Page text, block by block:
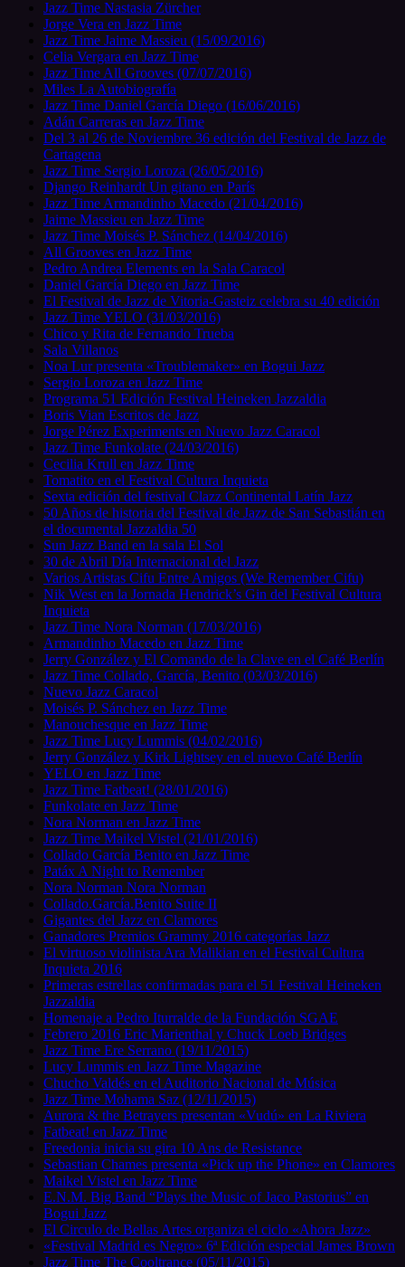
Jazz Time Nastasia Zürcher
Jorge Vera en Jazz Time
Jazz Time Jaime Massieu (15/09/2016)
Celia Vergara en Jazz Time
Jazz Time All Grooves (07/07/2016)
Miles La Autobiografía
Jazz Time Daniel García Diego (16/06/2016)
Adán Carreras en Jazz Time
Del 3 al 26 de Noviembre 36 edición del Festival de Jazz de
Cartagena
Jazz Time Sergio Loroza (26/05/2016)
Django Reinhardt Un gitano en París
Jazz Time Armandinho Macedo (21/04/2016)
Jaime Massieu en Jazz Time
Jazz Time Moisés P. Sánchez (14/04/2016)
All Grooves en Jazz Time
Pedro Andrea Elements en la Sala Caracol
Daniel García Diego en Jazz Time
El Festival de Jazz de Vitoria-Gasteiz celebra su 40 edición
Jazz Time YELO (31/03/2016)
Chico y Rita de Fernando Trueba
Sala Villanos
Noa Lur presenta «Troublemaker» en Bogui Jazz
Sergio Loroza en Jazz Time
Programa 51 Edición Festival Heineken Jazzaldia
Boris Vian Escritos de Jazz
Jorge Pérez Experiments en Nuevo Jazz Caracol
Jazz Time Funkolate (24/03/2016)
Cecilia Krull en Jazz Time
Tomatito en el Festival Cultura Inquieta
Sexta edición del festival Clazz Continental Latín Jazz
50 Años de historia del Festival de Jazz de San Sebastián en
el documental Jazzaldia 50
Sun Jazz Band en la sala El Sol
30 de Abril Día Internacional del Jazz
Varios Artistas Cifu Entre Amigos (We Remember Cifu)
Nik West en la Jornada Hendrick’s Gin del Festival Cultura
Inquieta
Jazz Time Nora Norman (17/03/2016)
Armandinho Macedo en Jazz Time
Jerry González y El Comando de la Clave en el Café Berlín
Jazz Time Collado, García, Benito (03/03/2016)
Nuevo Jazz Caracol
Moisés P. Sánchez en Jazz Time
Manouchesque en Jazz Time
Jazz Time Lucy Lummis (04/02/2016)
Jerry González y Kirk Lightsey en el nuevo Café Berlín
YELO en Jazz Time
Jazz Time Fatbeat! (28/01/2016)
Funkolate en Jazz Time
Nora Norman en Jazz Time
Jazz Time Maikel Vistel (21/01/2016)
Collado García Benito en Jazz Time
Patáx A Night to Remember
Nora Norman Nora Norman
Collado.García.Benito Suite II
Gigantes del Jazz en Clamores
Ganadores Premios Grammy 2016 categorías Jazz
El virtuoso violinista Ara Malikian en el Festival Cultura
Inquieta 2016
Primeras estrellas confirmadas para el 51 Festival Heineken
Jazzaldia
Homenaje a Pedro Iturralde de la Fundación SGAE
Febrero 2016 Eric Marienthal y Chuck Loeb Bridges
Jazz Time Ere Serrano (19/11/2015)
Lucy Lummis en Jazz Time Magazine
Chucho Valdés en el Auditorio Nacional de Música
Jazz Time Mohama Saz (12/11/2015)
Aurora & the Betrayers presentan «Vudú» en La Riviera
Fatbeat! en Jazz Time
Freedonia inicia su gira 10 Ans de Resistance
Sebastian Chames presenta «Pick up the Phone» en Clamores
Maikel Vistel en Jazz Time
E.N.M. Big Band “Plays the Music of Jaco Pastorius” en
Bogui Jazz
El Circulo de Bellas Artes organiza el ciclo «Ahora Jazz»
«Festival Madrid es Negro» 6ª Edición especial James Brown
Jazz Time The Cooltrance (05/11/2015)